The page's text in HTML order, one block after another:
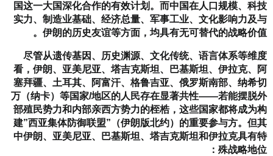
国这一大国深化合作的有效计划。而中国在人口规模、科技
实力、制造业基础、经济总量、军事工业、文化影响力及与
伊朗的历史友谊等方面，均具有无可替代的战略价值。
尽管从遗传基因、历史渊源、文化传统、语言体系等维度
看，伊朗、亚美尼亚、塔吉克斯坦、巴基斯坦、伊拉克、阿
塞拜疆、土耳其、阿富汗、格鲁吉亚、俄罗斯南部、纳希切
万（纳卡）等国家/地区的人民存在显著共性——若能摆脱外
部殖民势力和内部亲西方势力的桎梏，这些国家都将成为构
建”西亚集体防御联盟”（伊朗版北约）的重要参与方。但其
中伊朗、亚美尼亚、巴基斯坦、塔吉克斯坦和伊拉克具有特
殊战略地位：